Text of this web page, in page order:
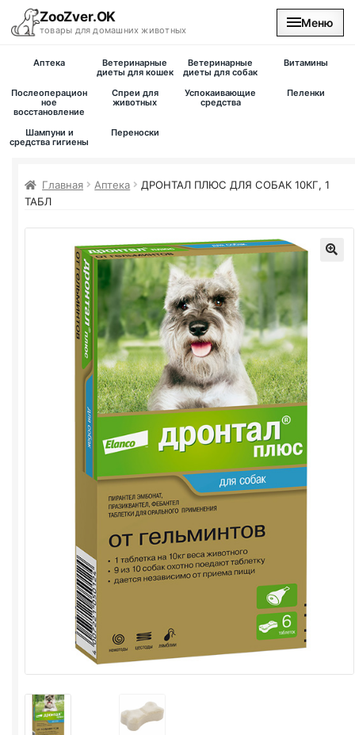
ZooZver.OK
товары для домашних животных
Меню
Каталог
Вакансии
Аптека
Ветеринарные
диеты для кошек
Ветеринарные
диеты для собак
Витамины
Послеоперацион
ное
восстановление
Спреи для
животных
Успокаивающие
средства
Пеленки
Шампуни и
средства гигиены
Переноски
Главная Аптека
ДРОНТАЛ ПЛЮС ДЛЯ СОБАК 10КГ, 1
ТАБЛ